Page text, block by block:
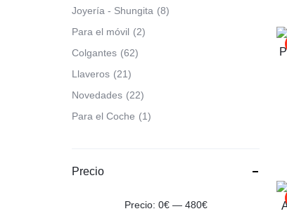
Joyería - Shungita
8
Para el móvil
2
Colgantes
62
Llaveros
21
Novedades
22
Para el Coche
1
Precio
Precio: 0€— 480€